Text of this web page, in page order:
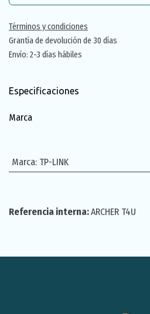
Términos y condiciones
Grantía de devolución de 30 días
Envío: 2-3 días hábiles
Especificaciones
Marca
Marca: TP-LINK
Referencia interna:ARCHER T4U